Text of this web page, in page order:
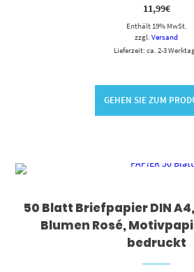
11,99€
Enthält 19% MwSt.
zzgl. Versand
Lieferzeit: ca. 2-3
GEHEN SIE ZUM
50 Blatt Briefpapier DIN
Blumen Rosé,
bedruckt